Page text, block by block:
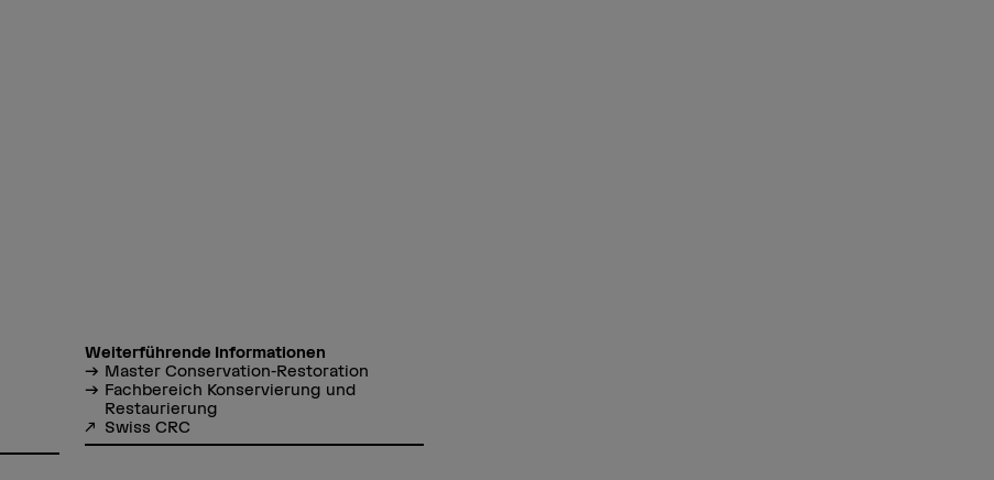
Weiterführende Informationen
Master Conservation-Restoration
Fachbereich Konservierung und
Restaurierung
Swiss CRC